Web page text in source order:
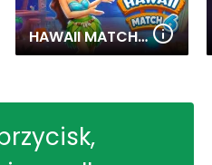
HAWAII MATCH 6